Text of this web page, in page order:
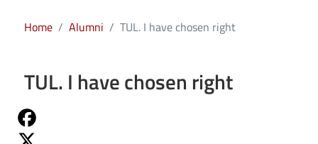
Home Alumni TUL. I have chosen right
TUL. I have chosen right